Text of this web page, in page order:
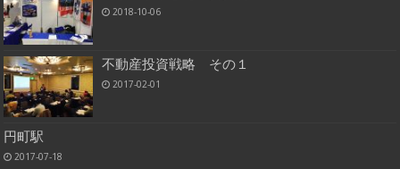
2018-10-06
不動産投資戦略 その１
2017-02-01
円町駅
2017-07-18